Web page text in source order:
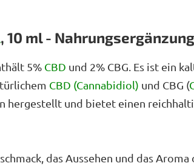
, 10 ml -
5% CBD und 2% CBG. Es ist ein
CBD (Cannabidiol) und CBG (
hergestellt und bietet einen
das Aussehen und das Aroma